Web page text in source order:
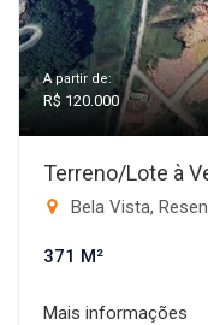
A partir de:
R$ 120.000
Terreno/Lote à
Bela Vista,
371 M²
Mais informações